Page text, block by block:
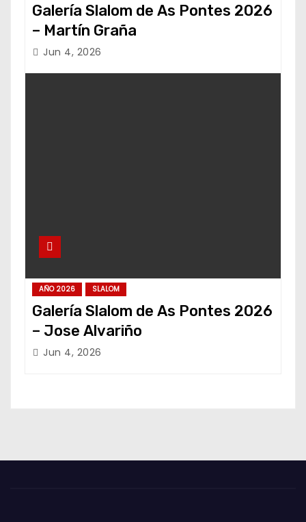
Galería Slalom de As Pontes 2026
– Martín Graña
Jun 4, 2026
AÑO 2026 SLALOM
Galería Slalom de As Pontes 2026
– Jose Alvariño
Jun 4, 2026